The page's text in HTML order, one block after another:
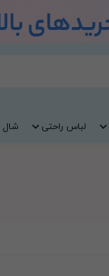
لباس راحتی شال